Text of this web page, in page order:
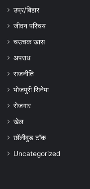
उप्र/बिहार
जीवन परिचय
चउचक खास
अपराध
राजनीति
भोजपुरी सिनेमा
रोजगार
खेल
छॉलीवुड टॉक
Uncategorized